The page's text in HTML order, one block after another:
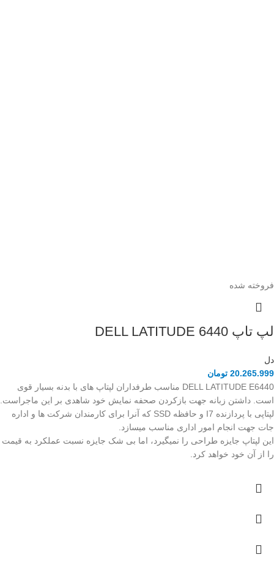
فروخته شده
لپ تاپ DELL LATITUDE 6440
دل
20.265.999 تومان
DELL LATITUDE E6440 مناسب طرفداران لپتاپ های با بدنه بسیار قوی
است. داشتن زبانه جهت بازکردن صحفه نمایش خود شاهدی بر این ماجراست.
لپتاپی با پردازنده I7 و حافظه SSD که آنرا برای کارمندان شرکت ها و اداره
جات جهت انجام امور اداری مناسب میسازد.
این لپتاپ جایزه طراحی را نمیگیرد، اما بی شک جایزه نسبت عملکرد به قیمت
را از آن خود خواهد کرد.